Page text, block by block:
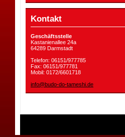
Kontakt
Geschäftsstelle
Kastanienallee 24a
64289 Darmstadt
Telefon: 06151/977785
Fax: 06151/977781
Mobil: 0172/6601718
info@budo-do-tameshi.de